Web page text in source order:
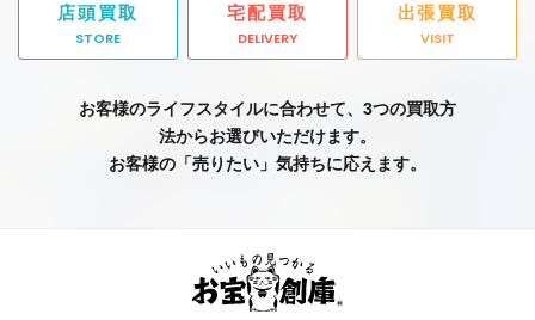
店頭買取
STORE
宅配買取
DELIVERY
出張買取
VISIT
お客様のライフスタイルに合わせて、3つの買取方
法からお選びいただけます。
お客様の「売りたい」気持ちに応えます。